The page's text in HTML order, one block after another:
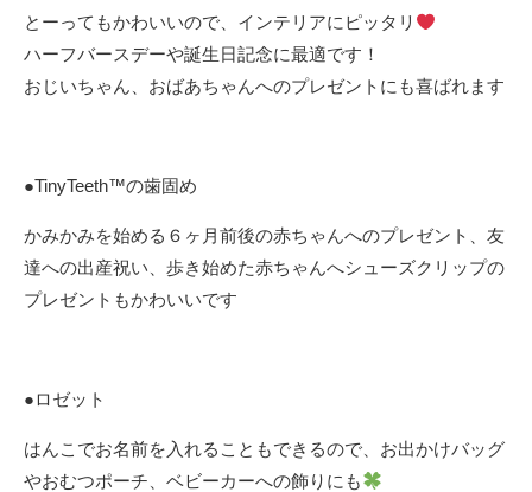
とーってもかわいいので、インテリアにピッタリ
ハーフバースデーや誕生日記念に最適です！
おじいちゃん、おばあちゃんへのプレゼントにも喜ばれます
●TinyTeeth™️の歯固め
かみかみを始める６ヶ月前後の赤ちゃんへのプレゼント、友
達への出産祝い、歩き始めた赤ちゃんへシューズクリップの
プレゼントもかわいいです
●ロゼット
はんこでお名前を入れることもできるので、お出かけバッグ
やおむつポーチ、ベビーカーへの飾りにも